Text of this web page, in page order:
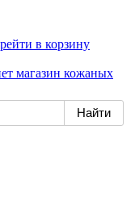
в корзину